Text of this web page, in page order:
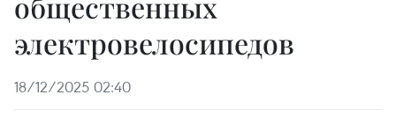
электровелосипедов
18/12/2025 02:40